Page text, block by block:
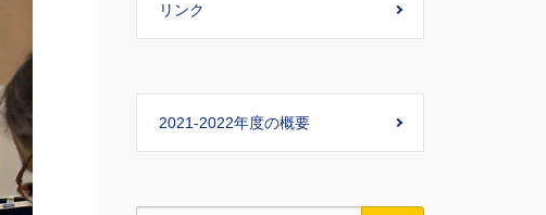
リンク
2021-2022年度の概要